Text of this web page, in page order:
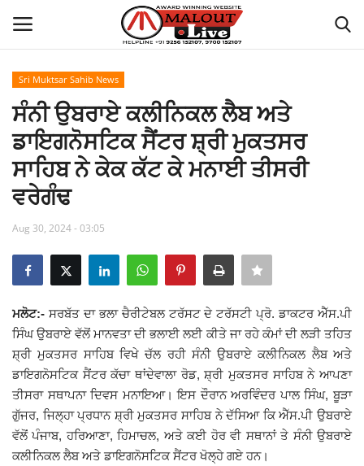
Home
About Us
How to Reach Malout
Privacy Policy
Malout News
History of Malout
Giddarbaha
Railway Time Table
Sri Muktsar Sahib News
ਸੰਨੀ ਉਬਰਾਏ ਕਲੀਨਿਕਲ ਲੈਬ ਅਤੇ
ਡਾਇਗਨੋਸਟਿਕ ਸੈਂਟਰ ਸ਼੍ਰੀ ਮੁਕਤਸਰ
ਸਾਹਿਬ ਨੇ ਕੇਕ ਕੱਟ ਕੇ ਮਨਾਈ ਤੀਸਰੀ
ਵਰੇਗੰਢ
Aug 30, 2024 - 03:05
ਮਲੋਟ:- ਸਰਬੱਤ ਦਾ ਭਲਾ ਚੈਰੀਟੇਬਲ ਟਰੱਸਟ ਦੇ ਟਰੱਸਟੀ ਪ੍ਰੋ. ਡਾਕਟਰ ਐੱਸ.ਪੀ
ਸਿੰਘ ਉਬਰਾਏ ਵੱਲੋਂ ਮਾਨਵਤਾ ਦੀ ਭਲਾਈ ਲਈ ਕੀਤੇ ਜਾ ਰਹੇ ਕੰਮਾਂ ਦੀ ਲੜੀ ਤਹਿਤ
ਸ਼੍ਰੀ ਮੁਕਤਸਰ ਸਾਹਿਬ ਵਿਖੇ ਚੱਲ ਰਹੀ ਸੰਨੀ ਉਬਰਾਏ ਕਲੀਨਿਕਲ ਲੈਬ ਅਤੇ
ਡਾਇਗਨੋਸਟਿਕ ਸੈਂਟਰ ਕੱਚਾ ਥਾਂਦੇਵਾਲਾ ਰੋਡ, ਸ਼੍ਰੀ ਮੁਕਤਸਰ ਸਾਹਿਬ ਨੇ ਆਪਣਾ
ਤੀਸਰਾ ਸਥਾਪਨਾ ਦਿਵਸ ਮਨਾਇਆ। ਇਸ ਦੌਰਾਨ ਅਰਵਿੰਦਰ ਪਾਲ ਸਿੰਘ, ਬੂੜਾ
ਗੁੱਜਰ, ਜਿਲ੍ਹਾ ਪ੍ਰਧਾਨ ਸ਼੍ਰੀ ਮੁਕਤਸਰ ਸਾਹਿਬ ਨੇ ਦੱਸਿਆ ਕਿ ਐੱਸ.ਪੀ ਉਬਰਾਏ
ਵੱਲੋਂ ਪੰਜਾਬ, ਹਰਿਆਣਾ, ਹਿਮਾਚਲ, ਅਤੇ ਕਈ ਹੋਰ ਵੀ ਸਥਾਨਾਂ ਤੇ ਸੰਨੀ ਉਬਰਾਏ
ਕਲੀਨਿਕਲ ਲੈਬ ਅਤੇ ਡਾਇਗਨੋਸਟਿਕ ਸੈਂਟਰ ਖੋਲ੍ਹੇ ਗਏ ਹਨ।